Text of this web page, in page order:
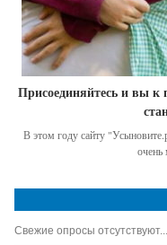
Присоединяйтесь и вы к
В этом году сайту
очень
Свежие опросы отсутствуют...